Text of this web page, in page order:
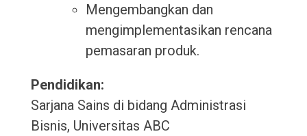
Mengembangkan dan
mengimplementasikan rencana
pemasaran produk.
Pendidikan:
Sarjana Sains di bidang Administrasi
Bisnis, Universitas ABC